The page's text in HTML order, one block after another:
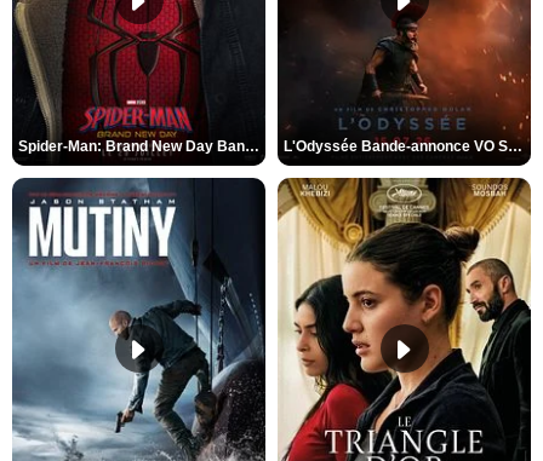
Spider-Man: Brand New Day Bande-annonce VO STFR L'Odyssée Bande-annonce VO STFR